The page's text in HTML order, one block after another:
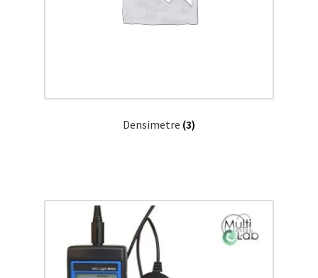
Densimetre (3)